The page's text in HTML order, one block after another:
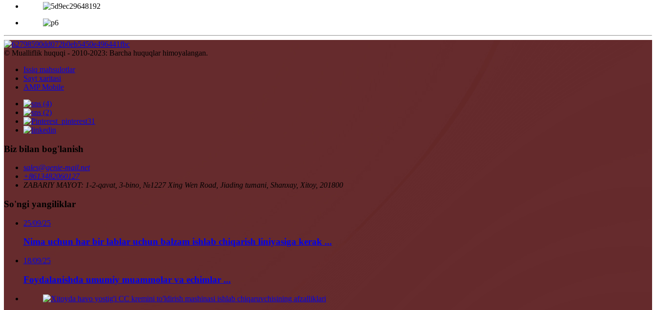
© Mualliflik huquqi - 2010-2023: Barcha huquqlar himoyalangan.
Issiq mahsulotlar
Sayt xaritasi
AMP Mobile
Biz bilan bog'lanish
sales@genie-mail.net
+8613482060127
ZABARIY MAYOT: 1-2-qavat, 3-bino, №1227 Xing Wen Road, Jiading tumani, Shanxay, Xitoy, 201800
So'ngi yangiliklar
25/09/25
Nima uchun har bir lablar uchun balzam ishlab chiqarish liniyasiga kerak ...
18/09/25
Foydalanishda umumiy muammolar va echimlar ...